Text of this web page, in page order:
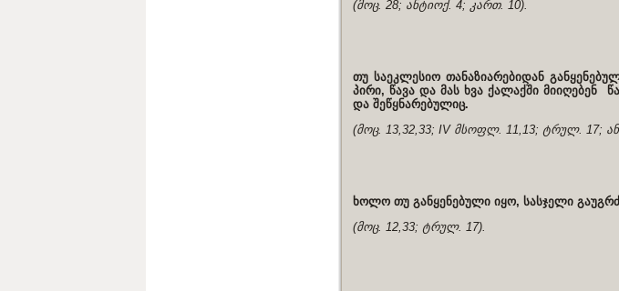
(მოც. 28; ანტიოქ. 4; კართ. 10).
თუ საეკლესიო თანაზიარებიდან
პირი, წავა და მას ხვა ქალაქში მიიღებენ
და შეწყნარებულიც.
(მოც. 13,32,33; IV მსოფლ. 11,13; ტრულ. 17;
ხოლო თუ განყენებული იყო, სასჯელი
(მოც. 12,33; ტრულ. 17).